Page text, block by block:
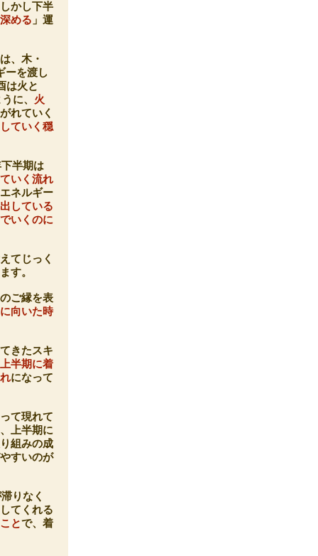
かし下半
深める 」運
、木・
ーを渡し
は火と
に、 火
れていく
ていく穏
半期は
いく流れ
ネルギー
している
いくのに
てじっく
す。
ご縁を表
向いた時
きたスキ
上半期に着
になって
て現れて
上半期に
組みの成
すいのが
りなく
てくれる
とで、着